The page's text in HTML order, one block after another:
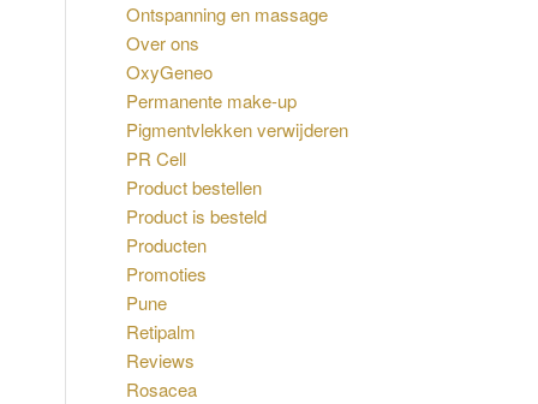
Ontspanning en massage
Over ons
OxyGeneo
Permanente make-up
Pigmentvlekken verwijderen
PR Cell
Product bestellen
Product is besteld
Producten
Promoties
Pune
Retipalm
Reviews
Rosacea